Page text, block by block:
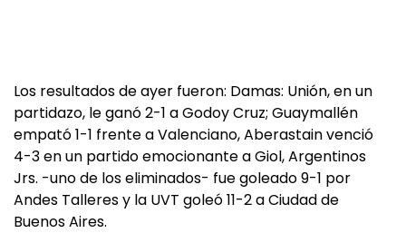
Los resultados de ayer fueron: Damas: Unión, en un
partidazo, le ganó 2-1 a Godoy Cruz; Guaymallén
empató 1-1 frente a Valenciano, Aberastain venció
4-3 en un partido emocionante a Giol, Argentinos
Jrs. -uno de los eliminados- fue goleado 9-1 por
Andes Talleres y la UVT goleó 11-2 a Ciudad de
Buenos Aires.